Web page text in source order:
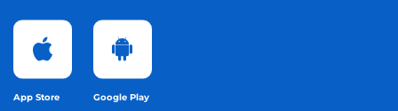
App Store Google Play